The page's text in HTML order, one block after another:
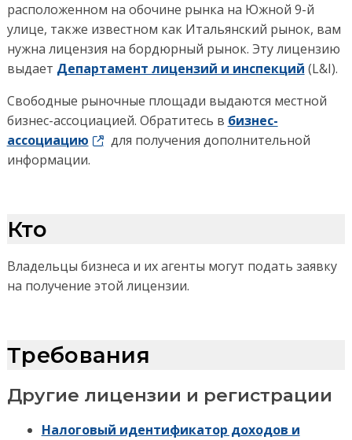
расположенном на обочине рынка на Южной 9-й
улице, также известном как Итальянский рынок, вам
нужна лицензия на бордюрный рынок. Эту лицензию
выдает Департамент лицензий и инспекций (L&I).
Свободные рыночные площади выдаются местной
бизнес-ассоциацией. Обратитесь в бизнес-
ассоциацию
для получения дополнительной
информации.
Кто
Владельцы бизнеса и их агенты могут подать заявку
на получение этой лицензии.
Требования
Другие лицензии и регистрации
Налоговый идентификатор доходов и